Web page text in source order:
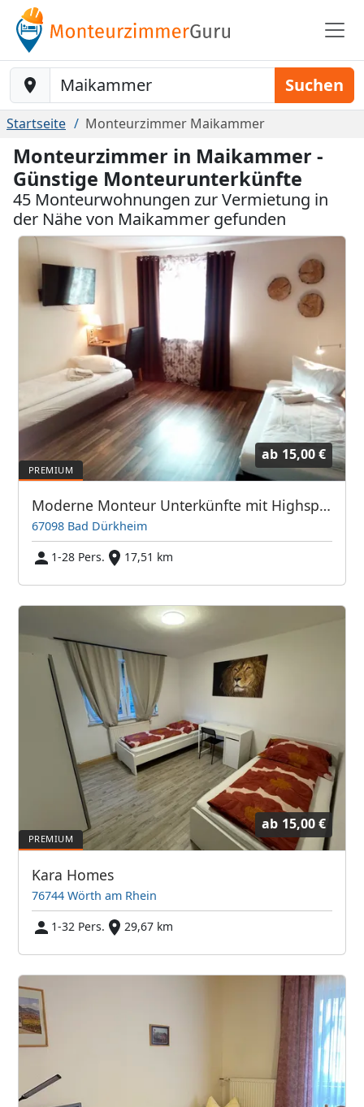
Baustelle-Location Suchen
Startseite Monteurzimmer Maikammer
Monteurzimmer in Maikammer -
Günstige Monteurunterkünfte
45 Monteurwohnungen zur Vermietung in
der Nähe von Maikammer gefunden
ab 15,00 €
Moderne Monteur Unterkünfte mit Highspeed Internet
67098 Bad Dürkheim
1-28 Pers.
17,51 km
ab 15,00 €
Kara Homes
76744 Wörth am Rhein
1-32 Pers.
29,67 km